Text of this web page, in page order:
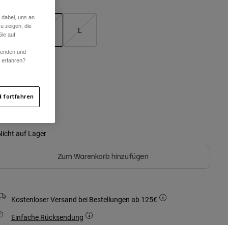
S L
auf Lager
Zum Warenkorb hinzufügen
Kostenloser Versand bei Bestellungen ab 125€
Einfache Rücksendung
uns an
zeigen, die
auf
und
erfahren?
fortfahren